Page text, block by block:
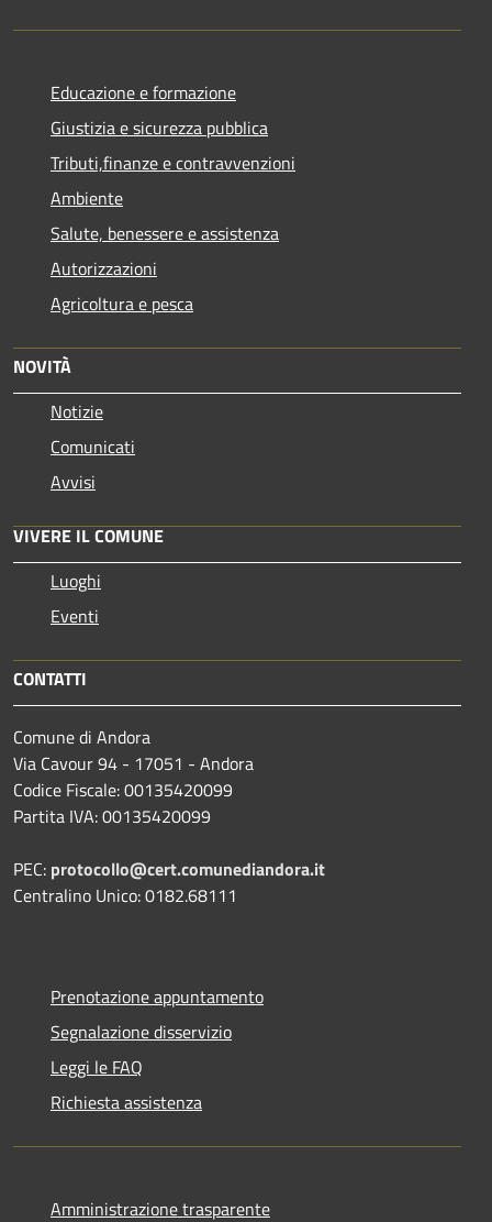
Educazione e formazione
Giustizia e sicurezza pubblica
Tributi,finanze e contravvenzioni
Ambiente
Salute, benessere e assistenza
Autorizzazioni
Agricoltura e pesca
NOVITÀ
Notizie
Comunicati
Avvisi
VIVERE IL COMUNE
Luoghi
Eventi
CONTATTI
Comune di Andora
Via Cavour 94 - 17051 - Andora
Codice Fiscale: 00135420099
Partita IVA: 00135420099
PEC: protocollo@cert.comunediandora.it
Centralino Unico: 0182.68111
Prenotazione appuntamento
Segnalazione disservizio
Leggi le FAQ
Richiesta assistenza
Amministrazione trasparente